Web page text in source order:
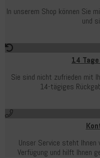
In unserem Shop können Sie
und
14
Sie sind nicht zufrieden mit
14-tägiges
Unser Service steht Ihnen
Verfügung und hilft Ihnen